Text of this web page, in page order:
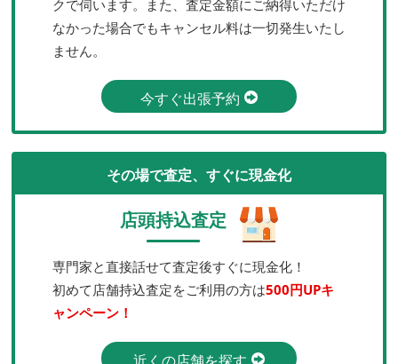
クで伺います。また、査定金額にご納得いただけ
なかった場合でもキャンセル料は一切発生いたし
ません。
今すぐ出張予約
その場で査定、すぐに現金化
店頭持込査定
専門家と直接話せて査定後すぐに現金化！
初めて店舗持込査定をご利用の方は500円UPキ
ャンペーン！